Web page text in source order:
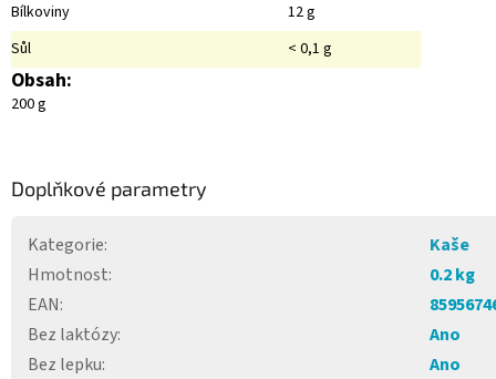
Bílkoviny
12 g
Sůl
< 0,1 g
Obsah:
200 g
Doplňkové parametry
Kategorie:
Kaše
Hmotnost:
0.2 kg
EAN:
Bez laktózy:
Ano
Bez lepku:
Ano